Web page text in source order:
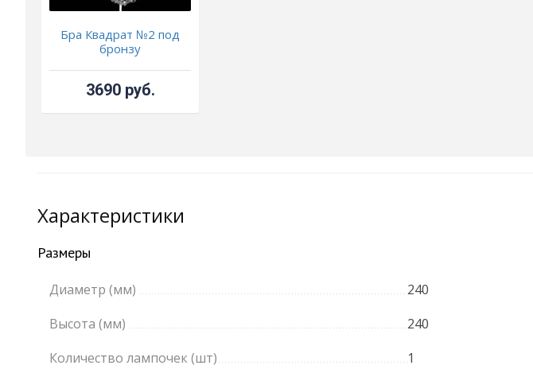
Бра Квадрат №2 под
бронзу
3690 руб.
Характеристики
Размеры
Диаметр (мм)
240
Высота (мм)
240
Количество лампочек (шт)
1